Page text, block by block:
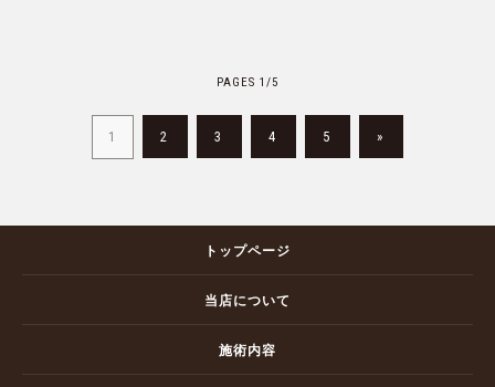
PAGES 1/5
1 2 3 4 5 »
トップページ
当店について
施術内容